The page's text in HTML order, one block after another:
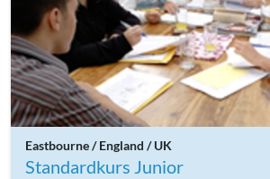
Eastbourne / England / UK
Standardkurs Junior